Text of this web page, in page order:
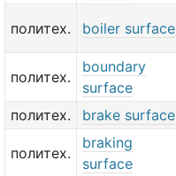
политех. boiler surface
политех.
boundary
surface
политех. brake surface
политех.
braking
surface